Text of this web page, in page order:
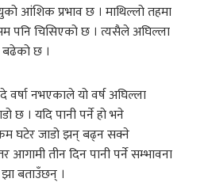
आंशिक प्रभाव छ । माथिल्लो तहमा
पनि चिसिएको छ । त्यसैले अघिल्ला
छ ।
वर्षा नभएकाले यो वर्ष अघिल्ला
छ । यदि पानी पर्ने हो भने
घटेर जाडो झन् बढ्न सक्ने
तीन दिन पानी पर्ने सम्भावना
बताउँछन् ।